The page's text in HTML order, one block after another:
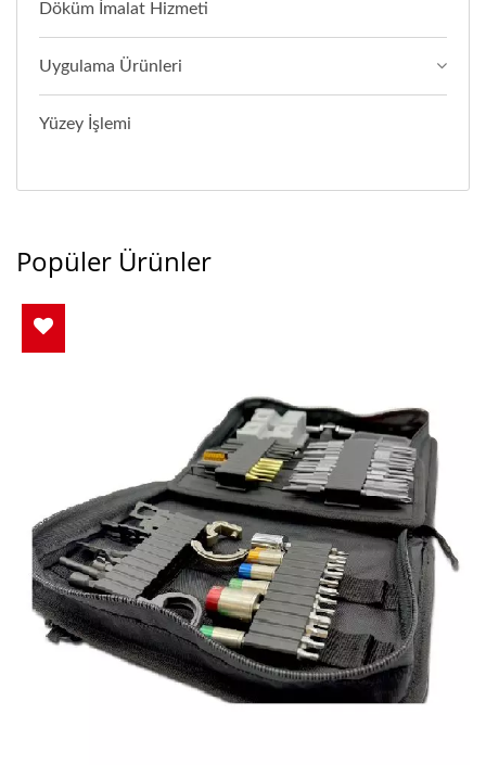
Döküm İmalat Hizmeti
Uygulama Ürünleri
Yüzey İşlemi
Popüler Ürünler